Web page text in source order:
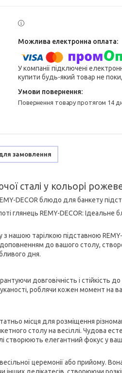
У компанії підключені
купити будь-який товар не
повернення товару протягом 14
замовлення
сталі у кольорі
DECOR блюдо для банкету
глянець REMY-DECOR:
нашою тарілкою підставною
до вашого столу,
дня.
довговічність і стійкість
роблячи кожен момент на
місця для розміщення
столу на весіллі. Чудова
створюють елегантний фокус у
церемонії або прийому.